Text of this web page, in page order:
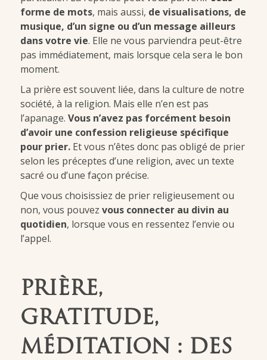
forme de mots, mais aussi, de visualisations, de
musique, d’un signe ou d’un message ailleurs
dans votre vie. Elle ne vous parviendra peut-être
pas immédiatement, mais lorsque cela sera le bon
moment.
La prière est souvent liée, dans la culture de notre
société, à la religion. Mais elle n’en est pas
l’apanage. Vous n’avez pas forcément besoin
d’avoir une confession religieuse spécifique
pour prier. Et vous n’êtes donc pas obligé de prier
selon les préceptes d’une religion, avec un texte
sacré ou d’une façon précise.
Que vous choisissiez de prier religieusement ou
non, vous pouvez vous connecter au divin au
quotidien, lorsque vous en ressentez l’envie ou
l’appel.
PRIÈRE,
GRATITUDE,
MÉDITATION : DES